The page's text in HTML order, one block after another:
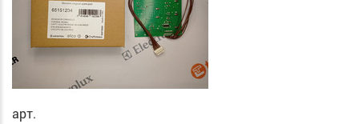
арт.